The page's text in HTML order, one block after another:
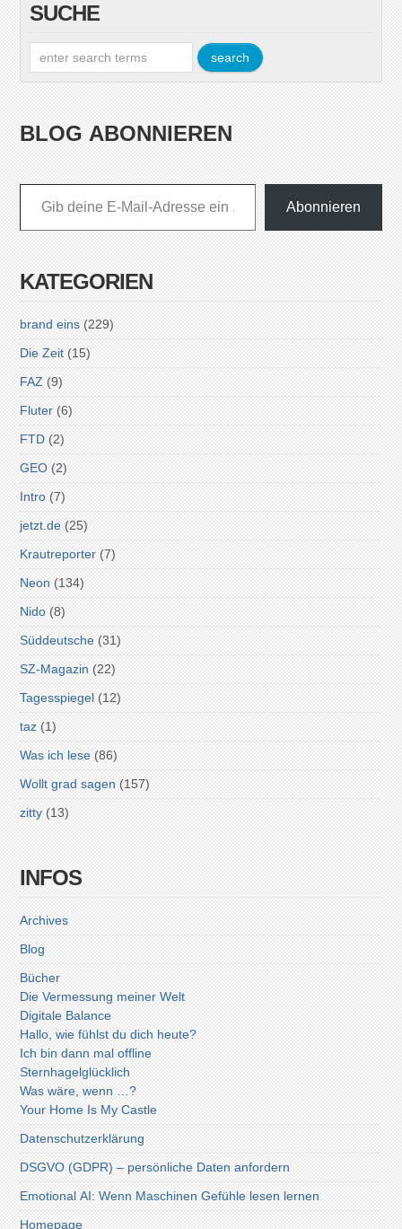
SUCHE
BLOG ABONNIEREN
Gib deine E-Mail-Adresse ein ...
Abonnieren
KATEGORIEN
brand eins (229)
Die Zeit (15)
FAZ (9)
Fluter (6)
FTD (2)
GEO (2)
Intro (7)
jetzt.de (25)
Krautreporter (7)
Neon (134)
Nido (8)
Süddeutsche (31)
SZ-Magazin (22)
Tagesspiegel (12)
taz (1)
Was ich lese (86)
Wollt grad sagen (157)
zitty (13)
INFOS
Archives
Blog
Bücher
Die Vermessung meiner Welt
Digitale Balance
Hallo, wie fühlst du dich heute?
Ich bin dann mal offline
Sternhagelglücklich
Was wäre, wenn …?
Your Home Is My Castle
Datenschutzerklärung
DSGVO (GDPR) – persönliche Daten anfordern
Emotional AI: Wenn Maschinen Gefühle lesen lernen
Homepage